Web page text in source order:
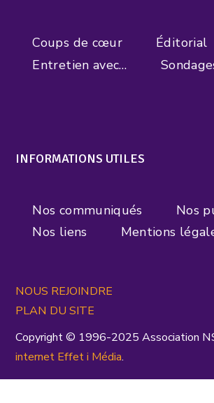
Coups de cœur
Éditorial
Entretien avec…
INFORMATIONS UTILES
Nos communiqués
Nos
Nos liens
Mentions
NOUS REJOINDRE
PLAN DU SITE
Copyright © 1996-2025 Association
internet Effet i Média.